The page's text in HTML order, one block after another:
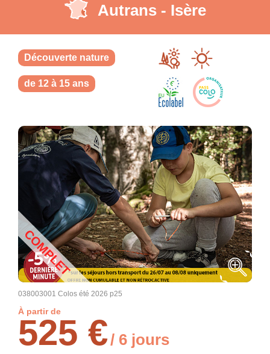
Autrans - Isère
Découverte nature
de 12 à 15 ans
COMPLET
038003001 Colos été 2026 p25
À partir de
525 €/ 6 jours